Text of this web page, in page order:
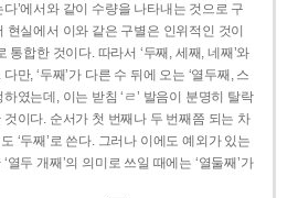
’에서와 같이 수량을 나타내는 것으로 구
현실에서 이와 같은 구별은 인위적인 것이
통합한 것이다. 따라서 ‘두째, 세째, 네째’와
만, ‘두째’가 다른 수 뒤에 오는 ‘열두째, 스
였는데, 이는 받침 ‘ㄹ’ 발음이 분명히 탈락
이다. 순서가 첫 번째나 두 번째쯤 되는 차
‘두째’로 쓴다. 그러나 이에도 예외가 있는
두 개째’의 의미로 쓰일 때에는 ‘열둘째’가